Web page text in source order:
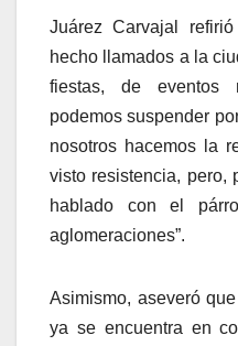
Juárez Carvajal
hecho llamados a la
fiestas, de eventos
podemos suspender
nosotros hacemos la
visto resistencia, pero,
hablado con el
aglomeraciones”.
Asimismo, aseveró
ya se encuentra en